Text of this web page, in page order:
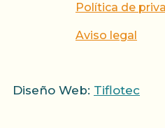
Política de
Aviso legal
Diseño Web: Tiflotec